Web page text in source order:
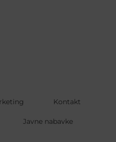
Kontakt
Javne nabavke